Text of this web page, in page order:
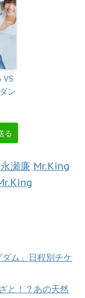
VS
ン
る
永瀬廉 Mr.King
ム」日程別チケ
と！？あの天然